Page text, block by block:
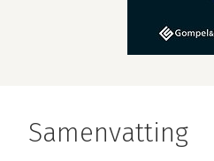
Samenvatting